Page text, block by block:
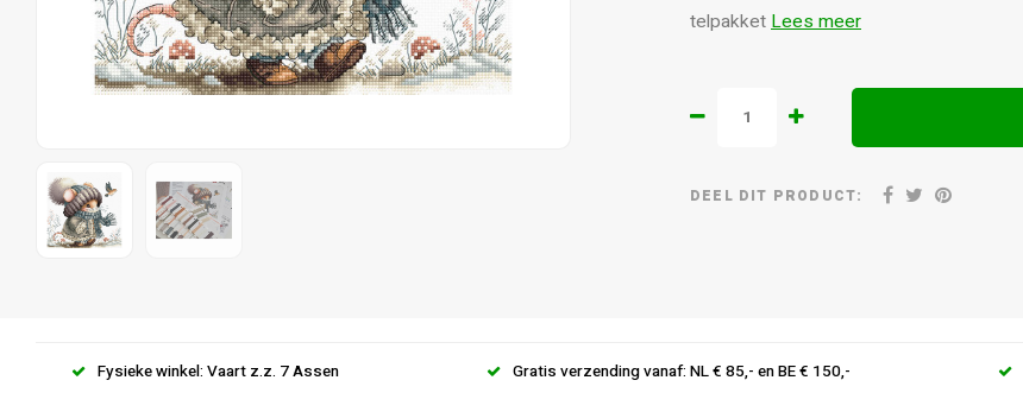
telpakketLees meer
DEEL DIT PRODUCT:
Fysieke winkel: Vaart z.z. 7 Assen Gratis verzending vanaf: NL € 85,- en BE € 150,-